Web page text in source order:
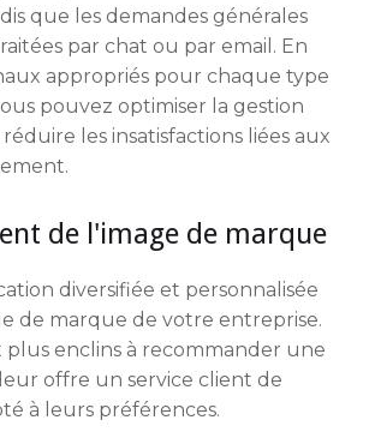
que les demandes générales
par chat ou par email. En
appropriés pour chaque type
pouvez optimiser la gestion
les insatisfactions liées aux
de l'image de marque
diversifiée et personnalisée
de marque de votre entreprise.
plus enclins à recommander une
offre un service client de
à leurs préférences.